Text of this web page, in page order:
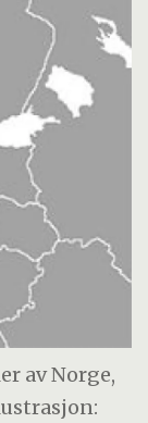
av Norge,